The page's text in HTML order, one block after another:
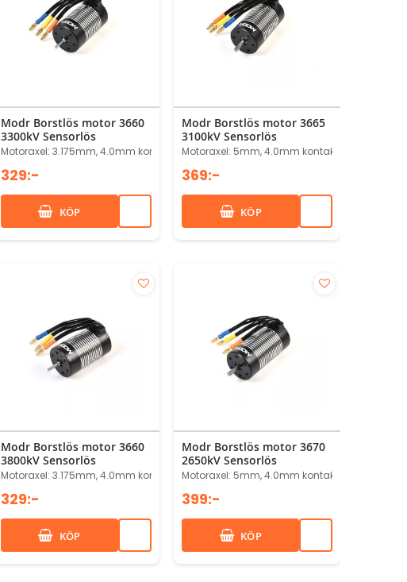
Modr Borstlös motor 3660
3300kV Sensorlös
Motoraxel: 3.175mm, 4.0mm kontakter
329:-
KÖP
Modr Borstlös motor 3665
3100kV Sensorlös
Motoraxel: 5mm, 4.0mm kontakter
369:-
KÖP
Modr Borstlös motor 3660
3800kV Sensorlös
Motoraxel: 3.175mm, 4.0mm kontakter
329:-
KÖP
Modr Borstlös motor 3670
2650kV Sensorlös
Motoraxel: 5mm, 4.0mm kontakter
399:-
KÖP